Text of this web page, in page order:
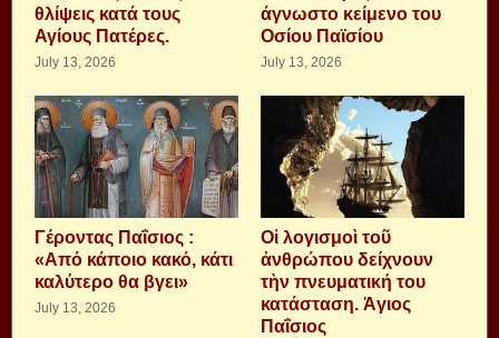
θλίψεις κατά τους
Αγίους Πατέρες.
July 13, 2026
άγνωστο κείμενο του
Οσίου Παϊσίου
July 13, 2026
Γέροντας Παΐσιος :
«Από κάποιο κακό, κάτι
καλύτερο θα βγει»
July 13, 2026
Οἱ λογισμοὶ τοῦ
ἀνθρώπου δείχνουν
τὴν πνευματική του
κατάσταση. Ἁγιος
Παΐσιος